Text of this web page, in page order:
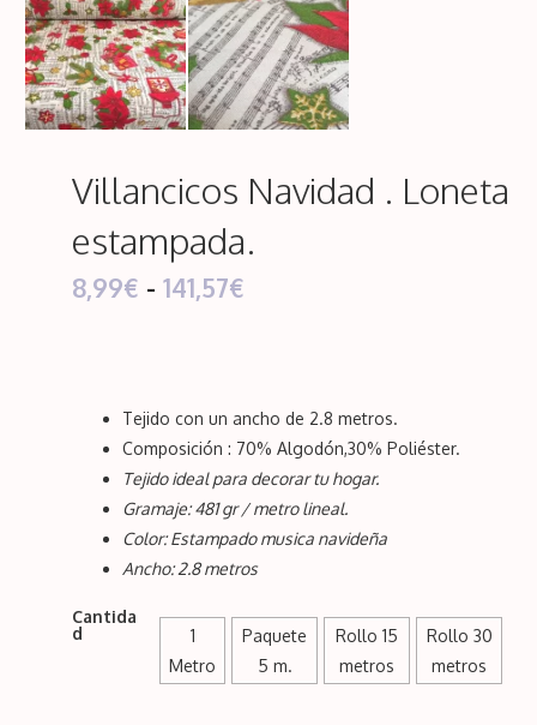
Villancicos Navidad . Loneta
estampada.
8,99€ - 141,57€
desde
8,99€
hasta
141,57€
Tejido con un ancho de 2.8 metros.
Composición : 70% Algodón,30% Poliéster.
Tejido ideal para decorar tu hogar.
Gramaje: 481 gr / metro lineal.
Color: Estampado musica navideña
Ancho: 2.8 metros
Cantida
d
1
Metro
Paquete
5 m.
Rollo 15
metros
Rollo 30
metros